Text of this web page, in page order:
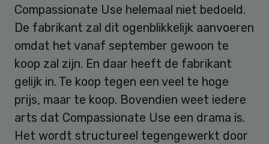
Compassionate Use helemaal niet bedoeld.
De fabrikant zal dit ogenblikkelijk aanvoeren
omdat het vanaf september gewoon te
koop zal zijn. En daar heeft de fabrikant
gelijk in. Te koop tegen een veel te hoge
prijs, maar te koop. Bovendien weet iedere
arts dat Compassionate Use een drama is.
Het wordt structureel tegengewerkt door